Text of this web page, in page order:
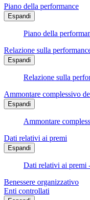
Piano della performance
Espandi
Piano della
Relazione sulla
Espandi
Relazione sulla
Ammontare complessivo
Espandi
Ammontare
Dati relativi ai premi
Espandi
Dati relativi ai premi
Benessere organizzativo
Enti controllati